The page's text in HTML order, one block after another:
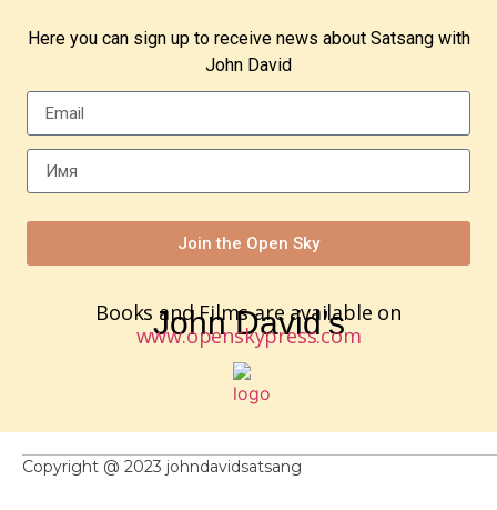
Here you can sign up to receive news about Satsang with
John David
Join the Open Sky
John David’s
Books and Films are available on
www.openskypress.com
Copyright @ 2023 johndavidsatsang